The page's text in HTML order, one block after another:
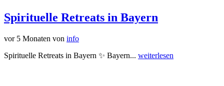
Spirituelle Retreats in Bayern
vor 5 Monaten von info
Spirituelle Retreats in Bayern ✨ Bayern... weiterlesen